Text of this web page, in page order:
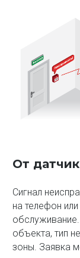
От
Сигнал
на телефон
объекта, тип
зоны. Заявка